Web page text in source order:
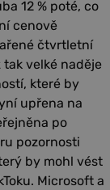
12 % poté, co
cenově
čtvrtletní
tak velké naděje
které by
upřena na
po
pozornosti
by mohl vést
Microsoft a